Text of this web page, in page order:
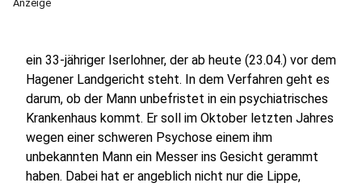
Anzeige
ein 33-jähriger Iserlohner, der ab heute (23.04.) vor dem
Hagener Landgericht steht. In dem Verfahren geht es
darum, ob der Mann unbefristet in ein psychiatrisches
Krankenhaus kommt. Er soll im Oktober letzten Jahres
wegen einer schweren Psychose einem ihm
unbekannten Mann ein Messer ins Gesicht gerammt
haben. Dabei hat er angeblich nicht nur die Lippe,